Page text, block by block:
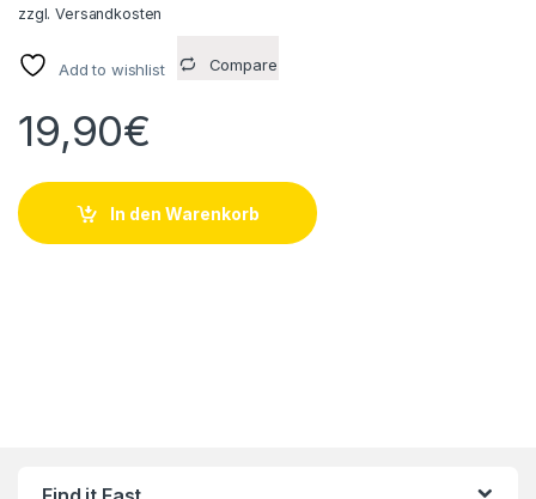
zzgl.Versandkosten
Add to wishlist Compare
19,90€
In den Warenkorb